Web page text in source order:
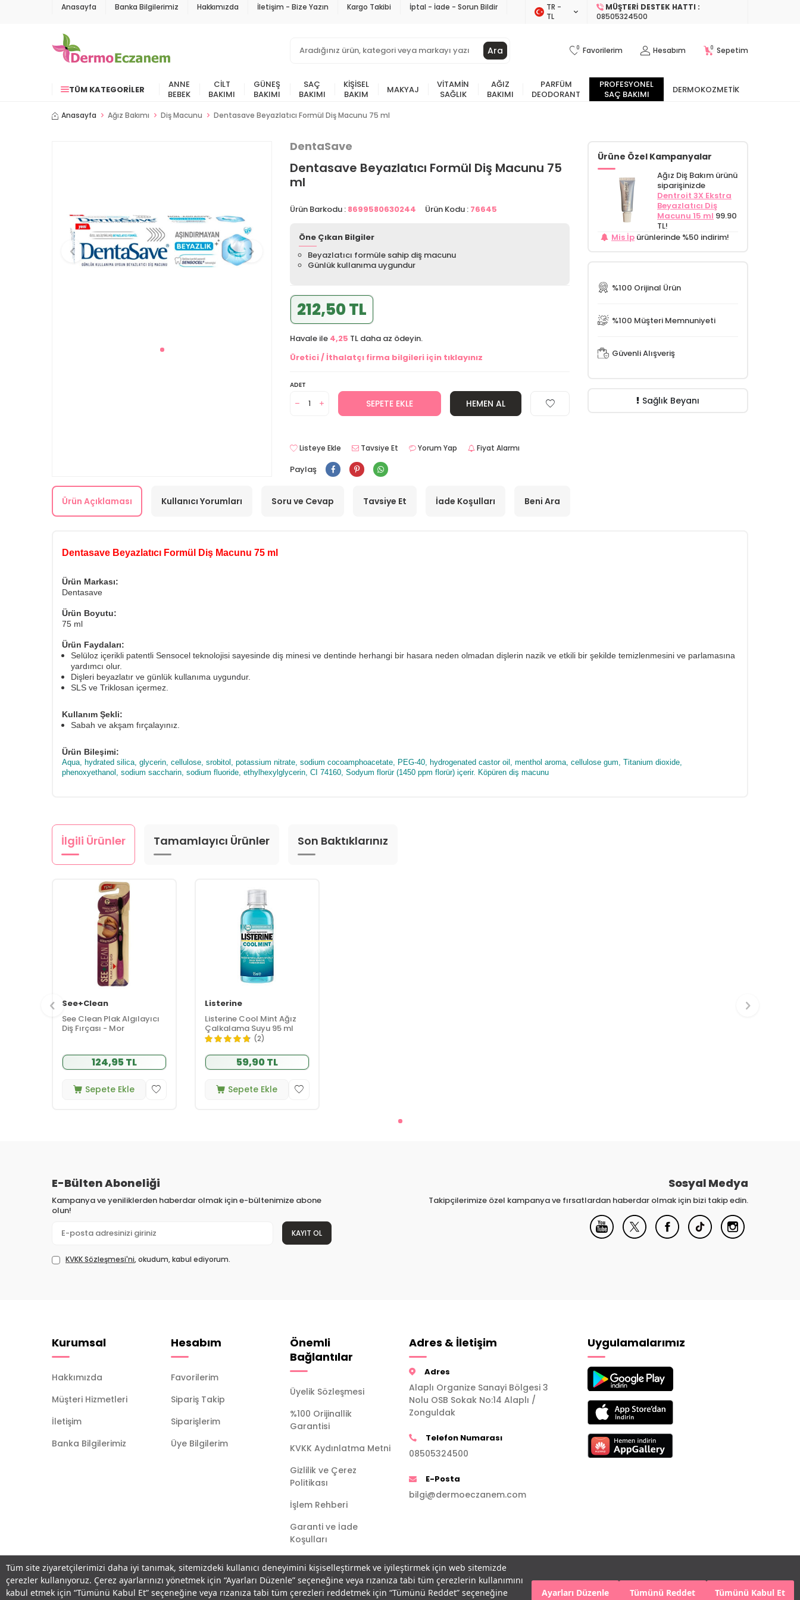
Tüm site ziyaretçilerimizi daha iyi tanımak, sitemizdeki kullanıcı deneyimini kişiselleştirmek ve iyileştirmek için web sitemizde
çerezler kullanıyoruz. Çerez ayarlarınızı yönetmek için “Ayarları Düzenle” seçeneğine veya rızanıza tabi tüm çerezlerin kullanımını
kabul etmek için “Tümünü Kabul Et” seçeneğine veya rızanıza tabi tüm çerezleri reddetmek için “Tümünü Reddet” seçeneğine
Ayarları Düzenle Tümünü Reddet Tümünü Kabul Et
Anasayfa Banka Bilgilerimiz Hakkımızda İletişim - Bize Yazın Kargo Takibi İptal - İade - Sorun Bildir
TR −
TL
MÜŞTERI DESTEK HATTI :
08505324500
Ara 0 Favorilerim Hesabım 0 Sepetim
TÜM KATEGORILER
ANNE
BEBEK
CILT
BAKIMI
GÜNEŞ
BAKIMI
SAÇ
BAKIMI
KIŞISEL
BAKIM
MAKYAJ
VITAMIN
SAĞLIK
AĞIZ
BAKIMI
PARFÜM
DEODORANT
PROFESYONEL
SAÇ BAKIMI
DERMOKOZMETIK
Anasayfa Ağız Bakımı Diş Macunu Dentasave Beyazlatıcı Formül Diş Macunu 75 ml
DentaSave
Dentasave Beyazlatıcı Formül Diş Macunu 75
ml
Ürün Barkodu : 8699580630244 Ürün Kodu : 76645
Öne Çıkan Bilgiler
Beyazlatıcı formüle sahip diş macunu
Günlük kullanıma uygundur
212,50 TL
Havale ile 4,25 TL daha az ödeyin.
Üretici / İthalatçı firma bilgileri için tıklayınız
ADET
SEPETE EKLE HEMEN AL
Listeye Ekle Tavsiye Et Yorum Yap Fiyat Alarmı
Paylaş
Ürüne Özel Kampanyalar
Ağız Diş Bakım ürünü
siparişinizde
Dentroit 3X Ekstra
Beyazlatıcı Diş
Macunu 15 ml 99.90
TL!
Mis İp ürünlerinde %50 indirim!
%100 Orijinal Ürün
%100 Müşteri Memnuniyeti
Güvenli Alışveriş
Sağlık Beyanı
Ürün Açıklaması Kullanıcı Yorumları Soru ve Cevap Tavsiye Et İade Koşulları Beni Ara
Dentasave Beyazlatıcı Formül Diş Macunu 75 ml
Ürün Markası:
Dentasave
Ürün Boyutu:
75 ml
Ürün Faydaları:
Selüloz içerikli patentli Sensocel teknolojisi sayesinde diş minesi ve dentinde herhangi bir hasara neden olmadan dişlerin nazik ve etkili bir şekilde temizlenmesini ve parlamasına
yardımcı olur.
Dişleri beyazlatır ve günlük kullanıma uygundur.
SLS ve Triklosan içermez.
Kullanım Şekli:
Sabah ve akşam fırçalayınız.
Ürün Bileşimi:
Aqua, hydrated silica, glycerin, cellulose, srobitol, potassium nitrate, sodium cocoamphoacetate, PEG-40, hydrogenated castor oil, menthol aroma, cellulose gum, Titanium dioxide,
phenoxyethanol, sodium saccharin, sodium fluoride, ethylhexylglycerin, CI 74160, Sodyum florür (1450 ppm florür) içerir. Köpüren diş macunu
İlgili Ürünler Tamamlayıcı Ürünler Son Baktıklarınız
See+Clean
See Clean Plak Algılayıcı
Diş Fırçası - Mor
124,95 TL
Sepete Ekle
Listerine
Listerine Cool Mint Ağız
Çalkalama Suyu 95 ml
(2)
59,90 TL
Sepete Ekle
E-Bülten Aboneliği
Kampanya ve yeniliklerden haberdar olmak için e-bültenimize abone
olun!
KAYIT OL
KVKK Sözleşmesi'ni, okudum, kabul ediyorum.
Sosyal Medya
Takipçilerimize özel kampanya ve fırsatlardan haberdar olmak için bizi takip edin.
Kurumsal
Hakkımızda
Müşteri Hizmetleri
İletişim
Banka Bilgilerimiz
Hesabım
Favorilerim
Sipariş Takip
Siparişlerim
Üye Bilgilerim
Önemli
Bağlantılar
Üyelik Sözleşmesi
%100 Orijinallik
Garantisi
KVKK Aydınlatma Metni
Gizlilik ve Çerez
Politikası
İşlem Rehberi
Garanti ve İade
Koşulları
Adres & İletişim
Adres
Alaplı Organize Sanayi Bölgesi 3
Nolu OSB Sokak No:14 Alaplı /
Zonguldak
Telefon Numarası
08505324500
E-Posta
bilgi@dermoeczanem.com
Uygulamalarımız